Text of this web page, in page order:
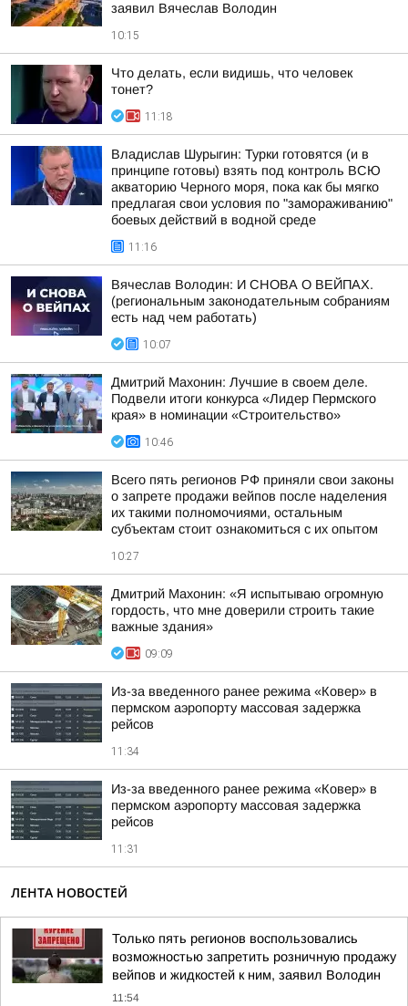
заявил Вячеслав Володин
10:15
Что делать, если видишь, что человек
тонет?
11:18
Владислав Шурыгин: Турки готовятся (и в
принципе готовы) взять под контроль ВСЮ
акваторию Черного моря, пока как бы мягко
предлагая свои условия по "замораживанию"
боевых действий в водной среде
11:16
Вячеслав Володин: И СНОВА О ВЕЙПАХ.
(региональным законодательным собраниям
есть над чем работать)
10:07
Дмитрий Махонин: Лучшие в своем деле.
Подвели итоги конкурса «Лидер Пермского
края» в номинации «Строительство»
10:46
Всего пять регионов РФ приняли свои законы
о запрете продажи вейпов после наделения
их такими полномочиями, остальным
субъектам стоит ознакомиться с их опытом
10:27
Дмитрий Махонин: «Я испытываю огромную
гордость, что мне доверили строить такие
важные здания»
09:09
Из-за введенного ранее режима «Ковер» в
пермском аэропорту массовая задержка
рейсов
11:34
Из-за введенного ранее режима «Ковер» в
пермском аэропорту массовая задержка
рейсов
11:31
ЛЕНТА НОВОСТЕЙ
Только пять регионов воспользовались
возможностью запретить розничную продажу
вейпов и жидкостей к ним, заявил Володин
11:54